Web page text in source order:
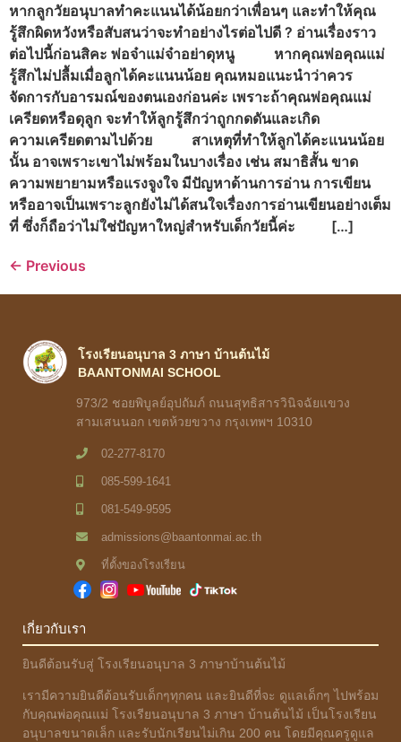
หากลูกวัยอนุบาลทำคะแนนได้น้อยกว่าเพื่อนๆ และทำให้คุณ
รู้สึกผิดหวังหรือสับสนว่าจะทำอย่างไรต่อไปดี ? อ่านเรื่องราว
ต่อไปนี้ก่อนสิคะ พ่อจ๋าแม่จ๋าอย่าดุหนู หากคุณพ่อคุณแม่
รู้สึกไม่ปลื้มเมื่อลูกได้คะแนนน้อย คุณหมอแนะนำว่าควร
จัดการกับอารมณ์ของตนเองก่อนค่ะ เพราะถ้าคุณพ่อคุณแม่
เครียดหรือดุลูก จะทำให้ลูกรู้สึกว่าถูกกดดันและเกิด
ความเครียดตามไปด้วย สาเหตุที่ทำให้ลูกได้คะแนนน้อย
นั้น อาจเพราะเขาไม่พร้อมในบางเรื่อง เช่น สมาธิสั้น ขาด
ความพยายามหรือแรงจูงใจ มีปัญหาด้านการอ่าน การเขียน
หรืออาจเป็นเพราะลูกยังไม่ได้สนใจเรื่องการอ่านเขียนอย่างเต็ม
ที่ ซึ่งก็ถือว่าไม่ใช่ปัญหาใหญ่สำหรับเด็กวัยนี้ค่ะ […]
← Previous
โรงเรียนอนุบาล 3 ภาษา บ้านต้นไม้
BAANTONMAI SCHOOL
973/2 ชอยพิบูลย์อุปถัมภ์ ถนนสุทธิสารวินิจฉัยแขวง
สามเสนนอก เขตห้วยขวาง กรุงเทพฯ 10310
02-277-8170
085-599-1641
081-549-9595
admissions@baantonmai.ac.th
ที่ตั้งของโรงเรียน
เกี่ยวกับเรา
ยินดีต้อนรับสู่ โรงเรียนอนุบาล 3 ภาษาบ้านต้นไม้
เรามีความยินดีต้อนรับเด็กๆทุกคน และยินดีที่จะ ดูแลเด็กๆ ไปพร้อม
กับคุณพ่อคุณแม่ โรงเรียนอนุบาล 3 ภาษา บ้านต้นไม้ เป็นโรงเรียน
อนุบาลขนาดเล็ก และรับนักเรียนไม่เกิน 200 คน โดยมีคุณครูดูแล